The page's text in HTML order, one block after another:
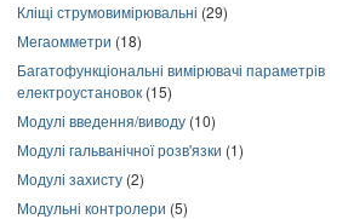
Кліщі струмовимірювальні (29)
Мегаомметри (18)
Багатофункціональні вимірювачі параметрів
електроустановок (15)
Модулі введення/виводу (10)
Модулі гальванічної розв'язки (1)
Модулі захисту (2)
Модульні контролери (5)